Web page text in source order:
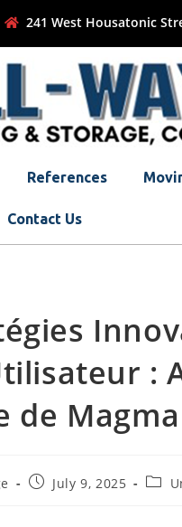
241 West Housatonic
References
Contact Us
:
de
July 9, 2025